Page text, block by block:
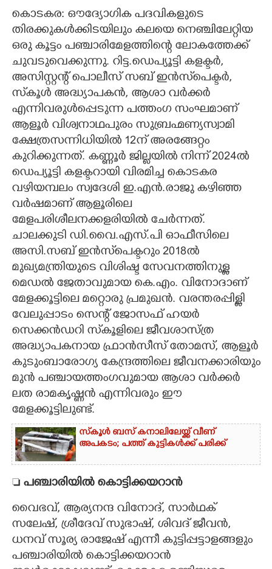
LITERATURE
ZOOM
CONTACT US
കൊടകര: ഔദ്യോഗിക പദവികളുടെ
തിരക്കുകൾക്കിടയിലും കലയെ നെഞ്ചിലേറ്റിയ
ഒരു കൂട്ടം പഞ്ചാരിമേളത്തിന്റെ ലോകത്തേക്ക്
ചുവടുവെക്കുന്നു. റിട്ട.ഡെപ്യൂട്ടി കളക്ടർ,
അസിസ്റ്റന്റ് പൊലീസ് സബ് ഇൻസ്‌പെക്ടർ,
സ്‌കൂൾ അദ്ധ്യാപകൻ, ആശാ വർക്കർ
എന്നിവരുൾപ്പെടുന്ന പത്തംഗ സംഘമാണ്
ആളൂർ വിശ്വനാഥപുരം സുബ്രഹ്മണ്യസ്വാമി
ക്ഷേത്രസന്നിധിയിൽ 12ന് അരങ്ങേറ്റം
കുറിക്കുന്നത്. കണ്ണൂർ ജില്ലയിൽ നിന്ന് 2024ൽ
ഡെപ്യൂട്ടി കളക്ടറായി വിരമിച്ച കൊടകര
വഴിയമ്പലം സ്വദേശി ഇ.എൻ.രാജു കഴിഞ്ഞ
വർഷമാണ് ആളൂരിലെ
മേളപരിശീലനക്കളരിയിൽ ചേർന്നത്.
ചാലക്കുടി ഡി.വൈ.എസ്.പി ഓഫീസിലെ
അസി.സബ് ഇൻസ്‌പെക്ടറും 2018ൽ
മുഖ്യമന്ത്രിയുടെ വിശിഷ്ട സേവനത്തിനുള്ള
മെഡൽ ജേതാവുമായ കെ.എം. വിനോദാണ്
മേളക്കൂട്ടിലെ മറ്റൊരു പ്രമുഖൻ. വരന്തരപ്പിള്ളി
വേലുപ്പാടം സെന്റ് ജോസഫ് ഹയർ
സെക്കൻഡറി സ്‌കൂളിലെ ജീവശാസ്ത്ര
അദ്ധ്യാപകനായ ഫ്രാൻസീസ് തോമസ്, ആളൂർ
കുടുംബാരോഗ്യ കേന്ദ്രത്തിലെ ജീവനക്കാരിയും
മുൻ പഞ്ചായത്തംഗവുമായ ആശാ വർക്കർ
ലത രാമകൃഷ്ണൻ എന്നിവരും ഈ
മേളക്കൂട്ടിലുണ്ട്.
സ്‌കൂൾ ബസ് കനാലിലേയ്ക്ക് വീണ്
അപകടം; പത്ത് കുട്ടികൾക്ക് പരിക്ക്
 പഞ്ചാരിയിൽ കൊട്ടിക്കയറാൻ
വൈഭവ്, ആര്യനന്ദ വിനോദ്, സാർഥക്
സലേഷ്, ശ്രീദേവ് സുഭാഷ്, ശിവദ് ജീവൻ,
ധനവ് സൂര്യ രാജേഷ് എന്നീ കുട്ടിപ്പട്ടാളങ്ങളും
പഞ്ചാരിയിൽ കൊട്ടിക്കയറാൻ